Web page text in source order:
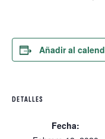
Añadir al
DETALLES
Fecha: